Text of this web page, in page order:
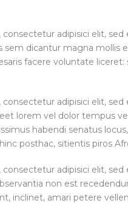
adipisici elit,
sem dicantur magna mollis
facere voluntate
adipisici elit,
lorem vel dolor tempus
habendi senatus
posthac, sitientis piros
adipisici elit,
non est
inclinet, amari petere